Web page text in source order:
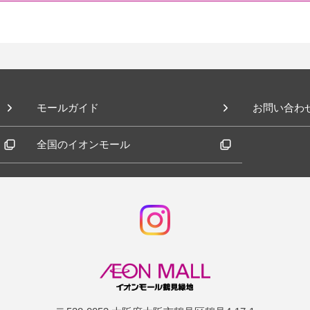
モールガイド お問い合わ
全国のイオンモール